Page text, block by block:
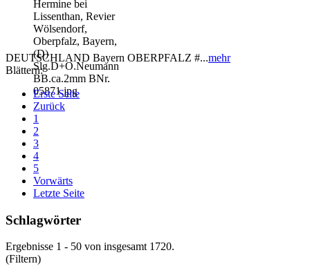
DEUTSCHLAND Bayern OBERPFALZ #...mehr
Blättern:
Erste Seite
Zurück
1
2
3
4
5
Vorwärts
Letzte Seite
Schlagwörter
Ergebnisse 1 - 50 von insgesamt 1720.
(Filtern)